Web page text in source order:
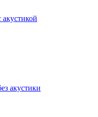
акустики